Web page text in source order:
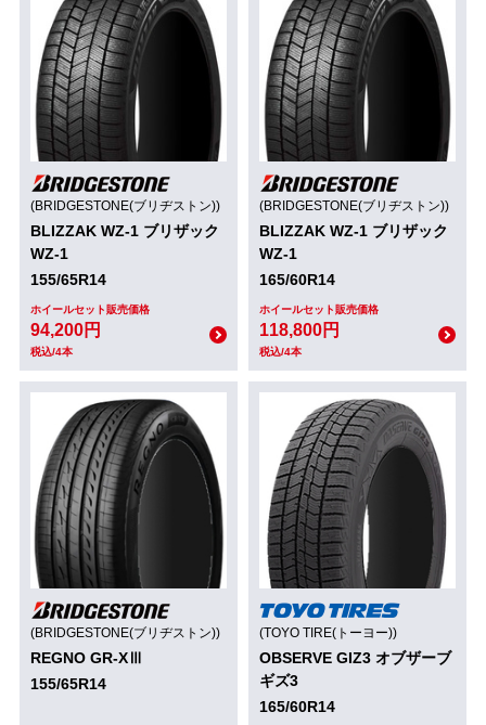
(BRIDGESTONE(ブリヂストン))
BLIZZAK WZ-1 ブリザック
WZ-1
155/65R14
ホイールセット販売価格
94,200円
税込/4本
(BRIDGESTONE(ブリヂストン))
BLIZZAK WZ-1 ブリザック
WZ-1
165/60R14
ホイールセット販売価格
118,800円
税込/4本
(BRIDGESTONE(ブリヂストン))
REGNO GR-XⅢ
155/65R14
(TOYO TIRE(トーヨー))
OBSERVE GIZ3 オブザーブ
ギズ3
165/60R14